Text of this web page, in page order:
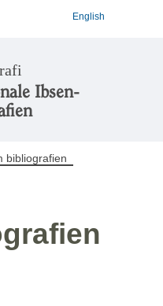
English
Ibsen-
bibliografien